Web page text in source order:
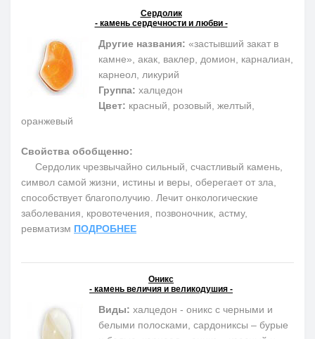
Сердолик
- камень сердечности и любви -
Другие названия: «застывший закат в
камне», акак, ваклер, домион, карналиан,
карнеол, ликурий
Группа: халцедон
Цвет: красный, розовый, желтый,
оранжевый
Свойства обобщенно:
Сердолик чрезвычайно сильный, счастливый камень,
символ самой жизни, истины и веры, оберегает от зла,
способствует благополучию. Лечит онкологические
заболевания, кровотечения, позвоночник, астму,
ревматизм ПОДРОБНЕЕ
Оникс
- камень величия и великодушия -
Виды: халцедон - оникс с черными и
белыми полосками, сардониксы – бурые